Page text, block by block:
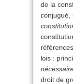
de la
conjugué,
lois :
droit de